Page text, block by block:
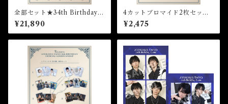
全部セット★34th Birthday E
vent
¥21,890
4カットブロマイド2枚セット
【A～E全種セット】（全5
種）★34th Birthday Event
¥2,475